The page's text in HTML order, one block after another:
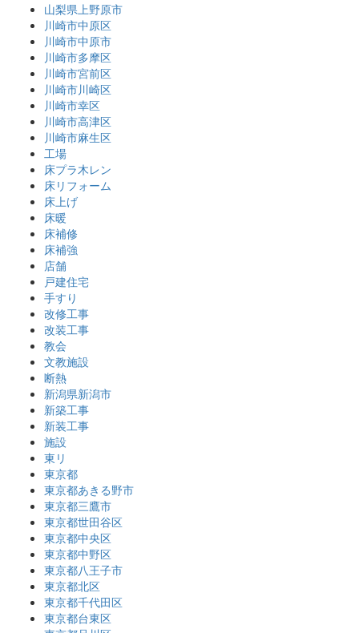
山梨県上野原市
川崎市中原区
川崎市中原市
川崎市多摩区
川崎市宮前区
川崎市川崎区
川崎市幸区
川崎市高津区
川崎市麻生区
工場
床プラ木レン
床リフォーム
床上げ
床暖
床補修
床補強
店舗
戸建住宅
手すり
改修工事
改装工事
教会
文教施設
断熱
新潟県新潟市
新築工事
新装工事
施設
東リ
東京都
東京都あきる野市
東京都三鷹市
東京都世田谷区
東京都中央区
東京都中野区
東京都八王子市
東京都北区
東京都千代田区
東京都台東区